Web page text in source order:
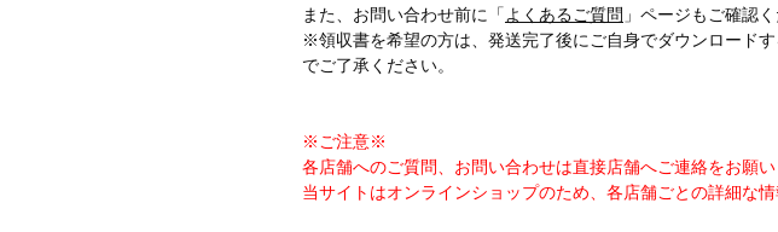
また、お問い合わせ前に「 よくあるご質問 」ページもご確認く
※領収書を希望の方は、発送完了後にご自身でダウンロード
でご了承ください。
※ご注意※
各店舗へのご質問、お問い合わせは直接店舗へご連絡をお願い
当サイトはオンラインショップのため、各店舗ごとの詳細な情